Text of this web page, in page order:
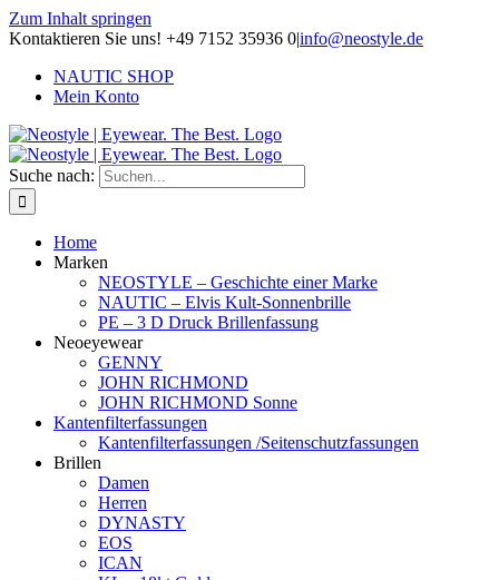
Zum Inhalt springen
Kontaktieren Sie uns! +49 7152 35936 0|info@neostyle.de
NAUTIC SHOP
Mein Konto
Suche nach:
Home
Marken
NEOSTYLE – Geschichte einer Marke
NAUTIC – Elvis Kult-Sonnenbrille
PE – 3 D Druck Brillenfassung
Neoeyewear
GENNY
JOHN RICHMOND
JOHN RICHMOND Sonne
Kantenfilterfassungen
Kantenfilterfassungen /Seitenschutzfassungen
Brillen
Damen
Herren
DYNASTY
EOS
ICAN